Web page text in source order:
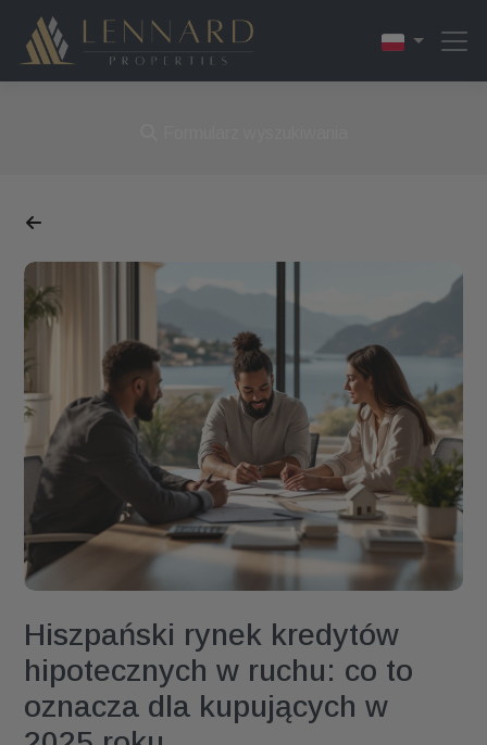
Hiszpański rynek kredytów
hipotecznych w ruchu: co to
oznacza dla kupujących w